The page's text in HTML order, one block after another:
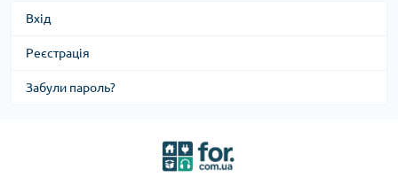
Вхід
Реєстрація
Забули пароль?